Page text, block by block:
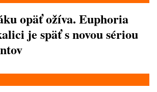
opäť ožíva. Euphoria
je späť s novou sériou